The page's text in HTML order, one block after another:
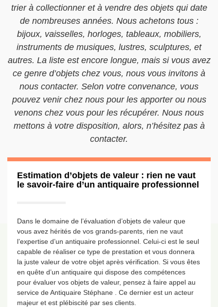
trier à collectionner et à vendre des objets qui date
de nombreuses années. Nous achetons tous :
bijoux, vaisselles, horloges, tableaux, mobiliers,
instruments de musiques, lustres, sculptures, et
autres. La liste est encore longue, mais si vous avez
ce genre d’objets chez vous, nous vous invitons à
nous contacter. Selon votre convenance, vous
pouvez venir chez nous pour les apporter ou nous
venons chez vous pour les récupérer. Nous nous
mettons à votre disposition, alors, n’hésitez pas à
contacter.
Estimation d’objets de valeur : rien ne vaut
le savoir-faire d’un antiquaire professionnel
Dans le domaine de l’évaluation d’objets de valeur que
vous avez hérités de vos grands-parents, rien ne vaut
l’expertise d’un antiquaire professionnel. Celui-ci est le seul
capable de réaliser ce type de prestation et vous donnera
la juste valeur de votre objet après vérification. Si vous êtes
en quête d’un antiquaire qui dispose des compétences
pour évaluer vos objets de valeur, pensez à faire appel au
service de Antiquaire Stéphane . Ce dernier est un acteur
majeur et est plébiscité par ses clients.